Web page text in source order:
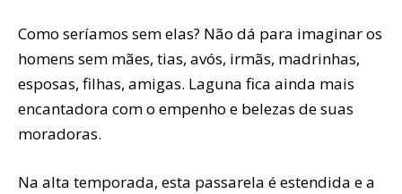
Como seríamos sem elas? Não dá para imaginar os
homens sem mães, tias, avós, irmãs, madrinhas,
esposas, filhas, amigas. Laguna fica ainda mais
encantadora com o empenho e belezas de suas
moradoras.
Na alta temporada, esta passarela é estendida e a